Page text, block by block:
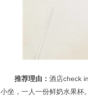
推荐理由： 酒店check
小坐，一人一份鲜奶水果杯